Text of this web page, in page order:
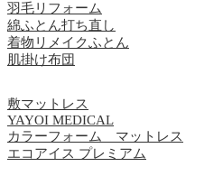
羽毛リフォーム
綿ふとん打ち直し
着物リメイクふとん
肌掛け布団
敷マットレス
YAYOI MEDICAL
カラーフォーム マットレス
エコアイス プレミアム